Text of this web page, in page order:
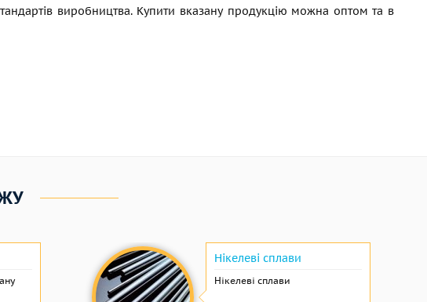
виробництва. Купити вказану продукцію можна оптом та в
Нікелеві сплави
Нікелеві сплави